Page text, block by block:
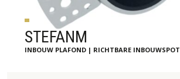
STEFANM
INBOUW PLAFOND | RICHTBARE INBOUWSPOT